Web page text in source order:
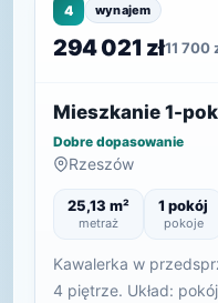
4 wynajem
294 021 zł11 700
Mieszkanie 1-
Dobre dopasowanie
Rzeszów
25,13 m²
metraż
1 pokój
pokoje
Kawalerka w
4 piętrze. Układ: